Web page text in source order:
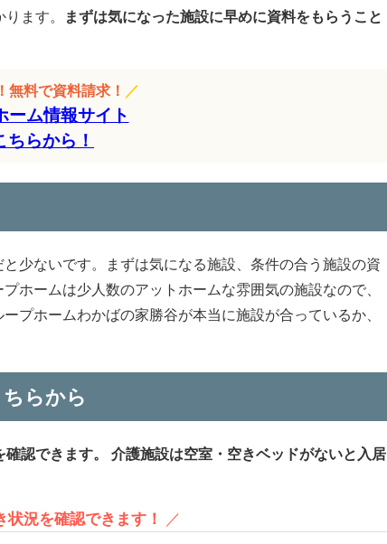
ます。
まずは気になった施設に早めに資料をもらうこと
無料で資料請求！ ／
ーム情報サイト
ちらから！
少ないです。まずは気になる施設、条件の合う施設の資
ホームは少人数のアットホームな雰囲気の施設なので、
プホームわかばの家勝谷が本当に施設が合っているか、
らから
認できます。
介護施設は空室・空きベッドがないと入居
況を確認できます！ ／